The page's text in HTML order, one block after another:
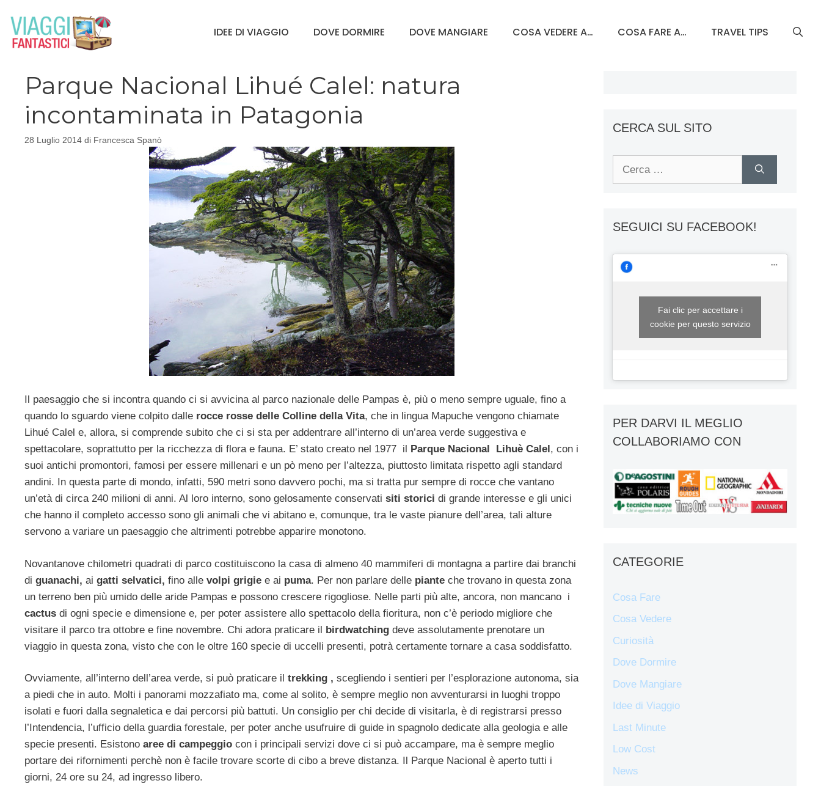
contenuto
IDEE DI VIAGGIO DOVE DORMIRE DOVE MANGIARE COSA VEDERE A… COSA FARE A… TRAVEL TIPS
Parque Nacional Lihué Calel: natura
incontaminata in Patagonia
28 Luglio 2014 di Francesca Spanò
Il paesaggio che si incontra quando ci si avvicina al parco nazionale delle Pampas è, più o meno sempre uguale, fino a
quando lo sguardo viene colpito dalle rocce rosse delle Colline della Vita, che in lingua Mapuche vengono chiamate
Lihué Calel e, allora, si comprende subito che ci si sta per addentrare all’interno di un’area verde suggestiva e
spettacolare, soprattutto per la ricchezza di flora e fauna. E’ stato creato nel 1977 il
Parque Nacional Lihuè Calel , con i
suoi antichi promontori, famosi per essere millenari e un pò meno per l’altezza, piuttosto limitata rispetto agli standard
andini. In questa parte di mondo, infatti, 590 metri sono davvero pochi, ma si tratta pur sempre di rocce che vantano
un’età di circa 240 milioni di anni. Al loro interno, sono gelosamente conservati siti storici di grande interesse e gli unici
che hanno il completo accesso sono gli animali che vi abitano e, comunque, tra le vaste pianure dell’area, tali alture
servono a variare un paesaggio che altrimenti potrebbe apparire monotono.
Novantanove chilometri quadrati di parco costituiscono la casa di almeno 40 mammiferi di montagna a partire dai branchi
di guanachi, ai gatti selvatici, fino alle volpi grigie e ai puma. Per non parlare delle piante che trovano in questa zona
un terreno ben più umido delle aride Pampas e possono crescere rigogliose. Nelle parti più alte, ancora, non mancano i
cactus di ogni specie e dimensione e, per poter assistere allo spettacolo della fioritura, non c’è periodo migliore che
visitare il parco tra ottobre e fine novembre. Chi adora praticare il birdwatching deve assolutamente prenotare un
viaggio in questa zona, visto che con le oltre 160 specie di uccelli presenti, potrà certamente tornare a casa soddisfatto.
Ovviamente, all’interno dell’area verde, si può praticare il trekking , scegliendo i sentieri per l’esplorazione autonoma, sia
a piedi che in auto. Molti i panorami mozzafiato ma, come al solito, è sempre meglio non avventurarsi in luoghi troppo
isolati e fuori dalla segnaletica e dai percorsi più battuti. Un consiglio per chi decide di visitarla, è di registrarsi presso
l’Intendencia, l’ufficio della guardia forestale, per poter anche usufruire di guide in spagnolo dedicate alla geologia e alle
specie presenti. Esistono aree di campeggio con i principali servizi dove ci si può accampare, ma è sempre meglio
portare dei rifornimenti perchè non è facile trovare scorte di cibo a breve distanza. Il Parque Nacional è aperto tutti i
giorni, 24 ore su 24, ad ingresso libero.
CERCA SUL SITO
SEGUICI SU FACEBOOK!
Fai clic per accettare i
cookie per questo servizio
PER DARVI IL MEGLIO
COLLABORIAMO CON
CATEGORIE
Cosa Fare
Cosa Vedere
Curiosità
Dove Dormire
Dove Mangiare
Idee di Viaggio
Last Minute
Low Cost
News